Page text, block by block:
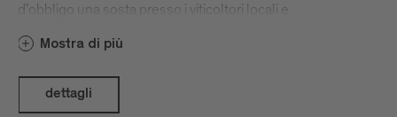
d’obbligo una sosta presso i viticoltori locali e
Stube e nelle cantine dei vignaioli il tempo
scorre piacevolmente, tra castagne arrosto,
calici di ottimo vino dell’Alto Adige e
Mostra di più
dettagli